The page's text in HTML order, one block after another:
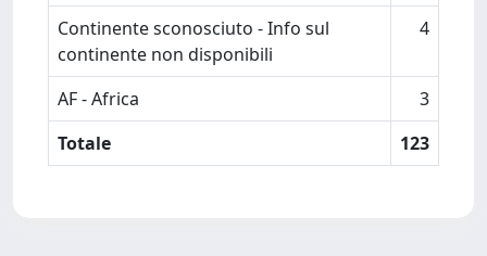
Continente sconosciuto - Info sul
continente non disponibili
4
AF - Africa
3
Totale
123